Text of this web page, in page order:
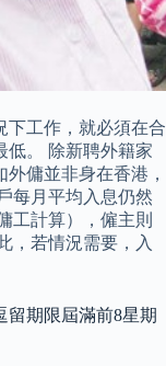
下工作，就必須在合
低。 除新聘外籍家
傭並非身在香港，
每月平均入息仍然
工計算），僱主則
，若情況需要，入
留期限屆滿前8星期